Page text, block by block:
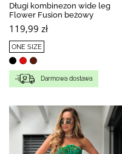
Długi kombinezon wide leg
Flower Fusion beżowy
119,99 zł
ONE SIZE
Darmowa dostawa